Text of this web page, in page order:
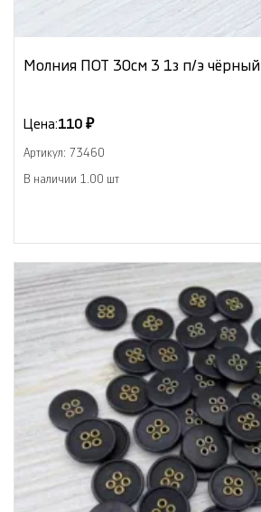
Молния ПОТ 30см 3 1з п/э
Цена:110 ₽
Артикул: 73460
В наличии 1.00 шт